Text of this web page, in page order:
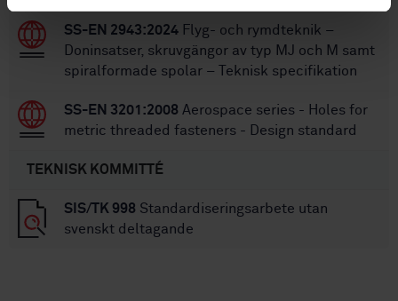
SS-EN 2943:2024 Flyg- och rymdteknik –
Doninsatser, skruvgängor av typ MJ och M samt
spiralformade spolar – Teknisk specifikation
SS-EN 3201:2008 Aerospace series - Holes for
metric threaded fasteners - Design standard
TEKNISK KOMMITTÉ
SIS/TK 998 Standardiseringsarbete utan
svenskt deltagande